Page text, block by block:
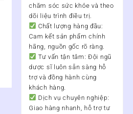
chăm sóc sức khỏe và theo
dõi liệu trình điều trị.
Chất lượng hàng đầu:
Cam kết sản phẩm chính
hãng, nguồn gốc rõ ràng.
Tư vấn tận tâm: Đội ngũ
dược sĩ luôn sẵn sàng hỗ
trợ và đồng hành cùng
khách hàng.
Dịch vụ chuyên nghiệp:
Giao hàng nhanh, hỗ trợ tư